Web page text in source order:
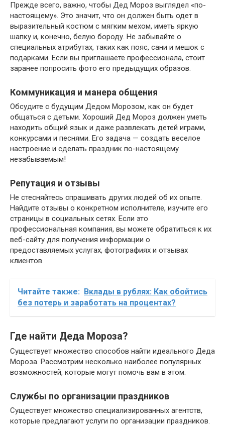
Прежде всего, важно, чтобы Дед Мороз выглядел «по-
настоящему». Это значит, что он должен быть одет в
выразительный костюм с мягким мехом, иметь яркую
шапку и, конечно, белую бороду. Не забывайте о
специальных атрибутах, таких как пояс, сани и мешок с
подарками. Если вы приглашаете профессионала, стоит
заранее попросить фото его предыдущих образов.
Коммуникация и манера общения
Обсудите с будущим Дедом Морозом, как он будет
общаться с детьми. Хороший Дед Мороз должен уметь
находить общий язык и даже развлекать детей играми,
конкурсами и песнями. Его задача — создать веселое
настроение и сделать праздник по-настоящему
незабываемым!
Репутация и отзывы
Не стесняйтесь спрашивать других людей об их опыте.
Найдите отзывы о конкретном исполнителе, изучите его
страницы в социальных сетях. Если это
профессиональная компания, вы можете обратиться к их
веб-сайту для получения информации о
предоставляемых услугах, фотографиях и отзывах
клиентов.
Читайте также:
Вклады в рублях: Как обойтись
без потерь и заработать на процентах?
Где найти Деда Мороза?
Существует множество способов найти идеального Деда
Мороза. Рассмотрим несколько наиболее популярных
возможностей, которые могут помочь вам в этом.
Службы по организации праздников
Существует множество специализированных агентств,
которые предлагают услуги по организации праздников.